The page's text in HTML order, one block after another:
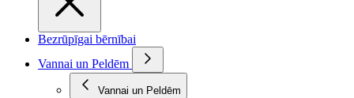
Bezrūpīgai bērnībai
Vannai un Peldēm
Vannai un Peldēm